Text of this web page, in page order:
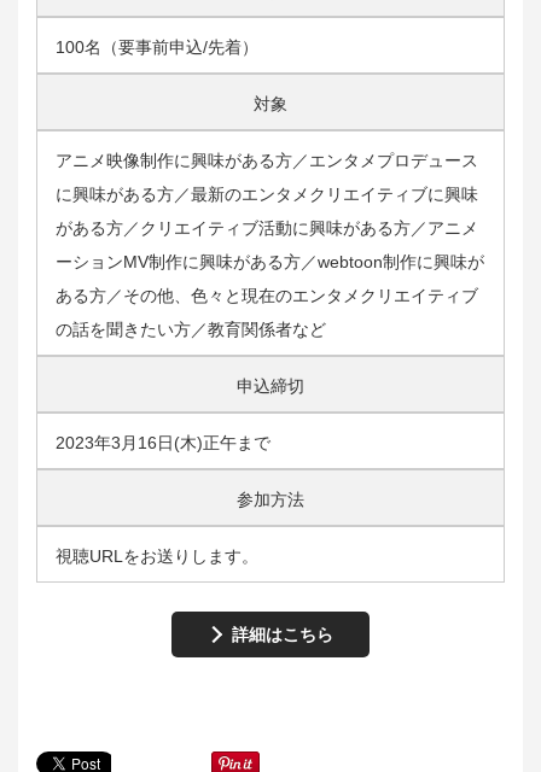
100名（要事前申込/先着）
対象
アニメ映像制作に興味がある方／エンタメプロデュース
に興味がある方／最新のエンタメクリエイティブに興味
がある方／クリエイティブ活動に興味がある方／アニメ
ーションMV制作に興味がある方／webtoon制作に興味が
ある方／その他、色々と現在のエンタメクリエイティブ
の話を聞きたい方／教育関係者など
申込締切
2023年3月16日(木)正午まで
参加方法
視聴URLをお送りします。
詳細はこちら